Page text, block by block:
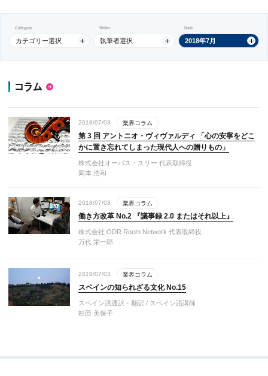
Category
カテゴリー選択
Writer
執筆者選択
Date
2018年7月
コラム
2018/07/03 業界コラム
第 3 回 アントニオ・ヴィヴァルディ 「心の安寧をどこ
かに置き忘れてしまった現代人への贈りもの」
株式会社オーパス・スリー 代表取締役
岡本 浩和
2018/07/03 業界コラム
働き方改革 No.2 『議事録 2.0 またはそれ以上』
株式会社 ODR Room Network 代表取締役
万代 栄一郎
2018/07/03 業界コラム
スペインの知られざる文化 No.15
スペイン語通訳・翻訳 / スペイン語講師
杉田 美保子